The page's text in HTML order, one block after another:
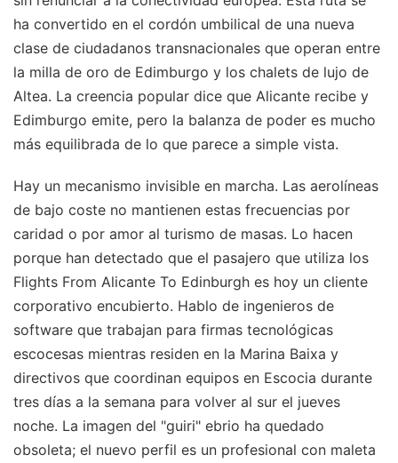
ha convertido en el cordón umbilical de una nueva
clase de ciudadanos transnacionales que operan entre
la milla de oro de Edimburgo y los chalets de lujo de
Altea. La creencia popular dice que Alicante recibe y
Edimburgo emite, pero la balanza de poder es mucho
más equilibrada de lo que parece a simple vista.
Hay un mecanismo invisible en marcha. Las aerolíneas
de bajo coste no mantienen estas frecuencias por
caridad o por amor al turismo de masas. Lo hacen
porque han detectado que el pasajero que utiliza los
Flights From Alicante To Edinburgh es hoy un cliente
corporativo encubierto. Hablo de ingenieros de
software que trabajan para firmas tecnológicas
escocesas mientras residen en la Marina Baixa y
directivos que coordinan equipos en Escocia durante
tres días a la semana para volver al sur el jueves
noche. La imagen del "guiri" ebrio ha quedado
obsoleta; el nuevo perfil es un profesional con maleta